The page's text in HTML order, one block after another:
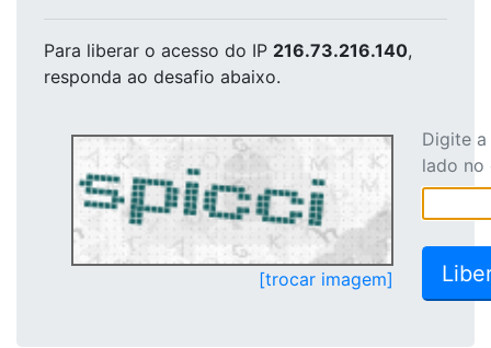
Para liberar o acesso do IP 216.73.216.140,
responda ao desafio abaixo.
[trocar imagem]
Digite
lado no